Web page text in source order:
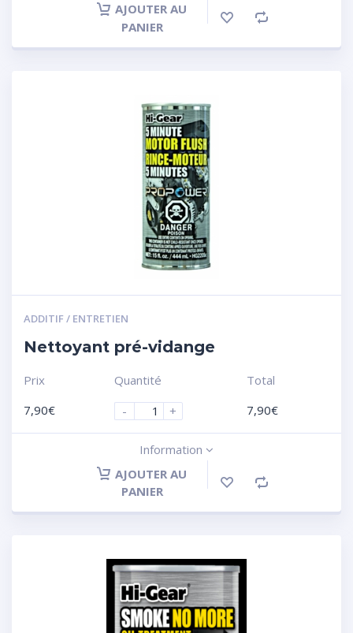
AJOUTER AU
PANIER
ADDITIF / ENTRETIEN
Nettoyant pré-vidange
Prix
7,90€
Quantité
-
+
Total
7,90€
Information
AJOUTER AU
PANIER